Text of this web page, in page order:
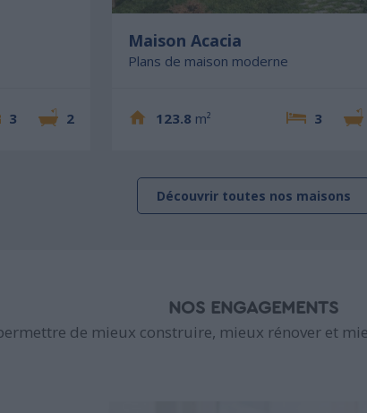
3 2
Maison Acacia
Plans de maison moderne
123.8 m² 3
Découvrir toutes nos maisons
NOS ENGAGEMENTS
de mieux construire, mieux rénover et